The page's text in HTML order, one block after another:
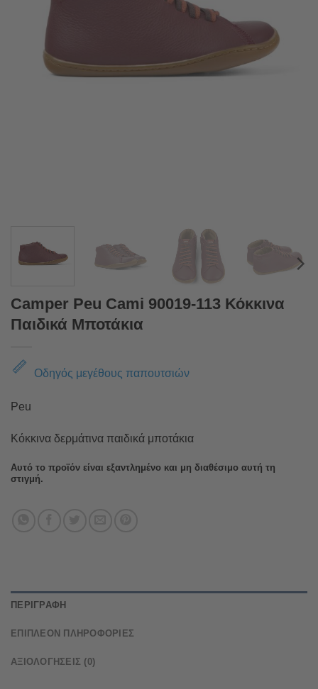
Camper Peu Cami 90019-113 Κόκκινα
Παιδικά Μποτάκια
Οδηγός μεγέθους παπουτσιών
Peu
Κόκκινα δερμάτινα παιδικά μποτάκια
Αυτό το προϊόν είναι εξαντλημένο και μη διαθέσιμο αυτή τη
στιγμή.
ΠΕΡΙΓΡΑΦΉ
ΕΠΙΠΛΈΟΝ ΠΛΗΡΟΦΟΡΊΕΣ
ΑΞΙΟΛΟΓΉΣΕΙΣ (0)